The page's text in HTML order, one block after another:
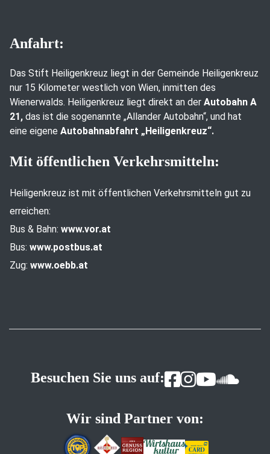
Anfahrt:
Das Stift Heiligenkreuz liegt in der Gemeinde Heiligenkreuz
nur 15 Kilometer westlich von Wien, inmitten des
Wienerwalds. Heiligenkreuz liegt direkt an der Autobahn A
21, das ist die sogenannte „Allander Autobahn“, und hat
eine eigene Autobahnabfahrt „Heiligenkreuz“.
Mit öffentlichen Verkehrsmitteln:
Heiligenkreuz ist mit öffentlichen Verkehrsmitteln gut zu
erreichen:
Bus & Bahn: www.vor.at
Bus: www.postbus.at
Zug: www.oebb.at
Besuchen Sie uns auf:
Wir sind Partner von: